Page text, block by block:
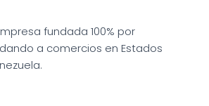
fundada 100% por
a comercios en Estados